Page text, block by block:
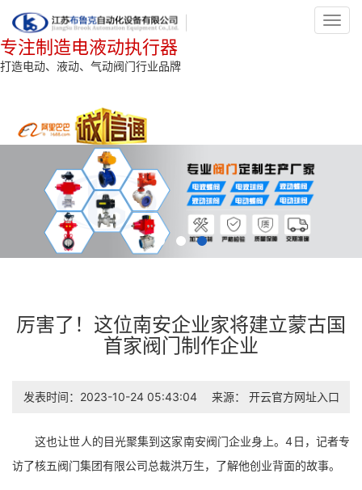
专注制造电液动执行器
打造电动、液动、气动阀门行业品牌
厉害了！这位南安企业家将建立蒙古国
首家阀门制作企业
发表时间：2023-10-24 05:43:04 来源： 开云官方网址入口
这也让世人的目光聚集到这家南安阀门企业身上。4日，记者专
访了核五阀门集团有限公司总裁洪万生，了解他创业背面的故事。